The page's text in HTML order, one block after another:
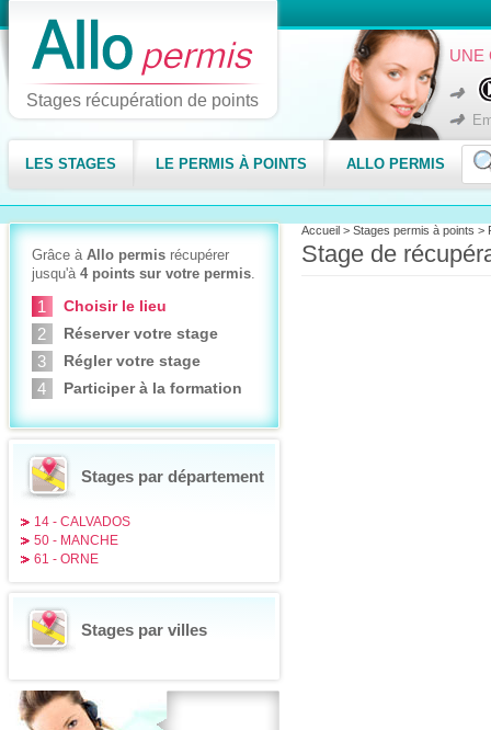
Stages récupération de points
UNE
LES STAGES LE PERMIS À POINTS ALLO PERMIS
Accueil> Stages permis à points >
Stage de
Grâce à Allo permisrécupérer
jusqu'à 4 points sur votre permis.
Choisir le lieu
Réserver votre stage
Régler votre stage
Participer à la formation
Stages par département
14 - CALVADOS
50 - MANCHE
61 - ORNE
Stages par villes